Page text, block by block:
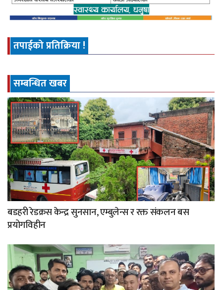
तपाईको प्रतिक्रिया !
सम्बन्धित खबर
बडहरी रेडक्रस केन्द्र सुनसान, एम्बुलेन्स र रक्त संकलन बस
प्रयोगविहीन